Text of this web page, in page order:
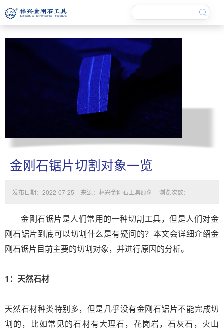
金刚石锯片切割对象一览
发布日期：2022-07-25 来源：林兴金刚石工具原创 浏览次数：
金刚石锯片是人们常用的一种切割工具，但是人们对金
刚石锯片到底可以切割什么是有疑问的？本文会详细介绍金
刚石锯片目前主要的切割对象，并进行原因的分析。
1：天然石材
天然石材种类特别多，但是几乎没有金刚石锯片不能完成切
割的，比如常见的石材有大理石，花岗岩，石灰石，火山